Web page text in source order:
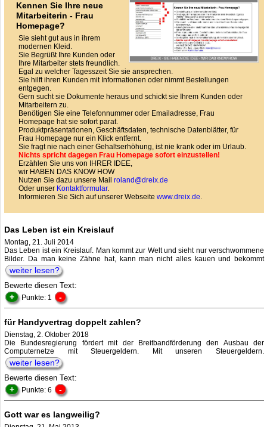
Kennen Sie Ihre neue
Mitarbeiterin - Frau
Homepage?
Sie sieht gut aus in ihrem
modernen Kleid.
Sie Begrüßt Ihre Kunden oder
Ihre Mitarbeiter stets freundlich.
Egal zu welcher Tagesszeit Sie sie ansprechen.
Sie hilft ihren Kunden mit Informationen oder nimmt Bestellungen
entgegen.
Gern sucht sie Dokumente heraus und schickt sie Ihrem Kunden oder
Mitarbeitern zu.
Benötigen Sie eine Telefonnummer oder Emailadresse, Frau
Homepage hat sie sofort parat.
Produktpräsentationen, Geschäftsdaten, technische Datenblätter, für
Frau Homepage nur ein Klick entfernt.
Sie fragt nie nach einer Gehaltserhöhung, ist nie krank oder im Urlaub.
Nichts spricht dagegen Frau Homepage sofort einzustellen!
Erzählen Sie uns von IHRER IDEE,
wir HABEN DAS KNOW HOW
Nutzen Sie dazu unsere Mail roland@dreix.de
Oder unser Kontaktformular.
Informieren Sie Sich auf unserer Webseite www.dreix.de.
Das Leben ist ein Kreislauf
Montag, 21. Juli 2014
Das Leben ist ein Kreislauf. Man kommt zur Welt und sieht nur verschwommene
Bilder. Da man keine Zähne hat, kann man nicht alles kauen und bekommt
weiter lesen?
Bewerte diesen Text:
+ Punkte: 1 -
für Handyvertrag doppelt zahlen?
Dienstag, 2. Oktober 2018
Die Bundesregierung fördert mit der Breitbandförderung den Ausbau der
Computernetze mit Steuergeldern. Mit unseren Steuergeldern.
weiter lesen?
Bewerte diesen Text:
+ Punkte: 6 -
Gott war es langweilig?